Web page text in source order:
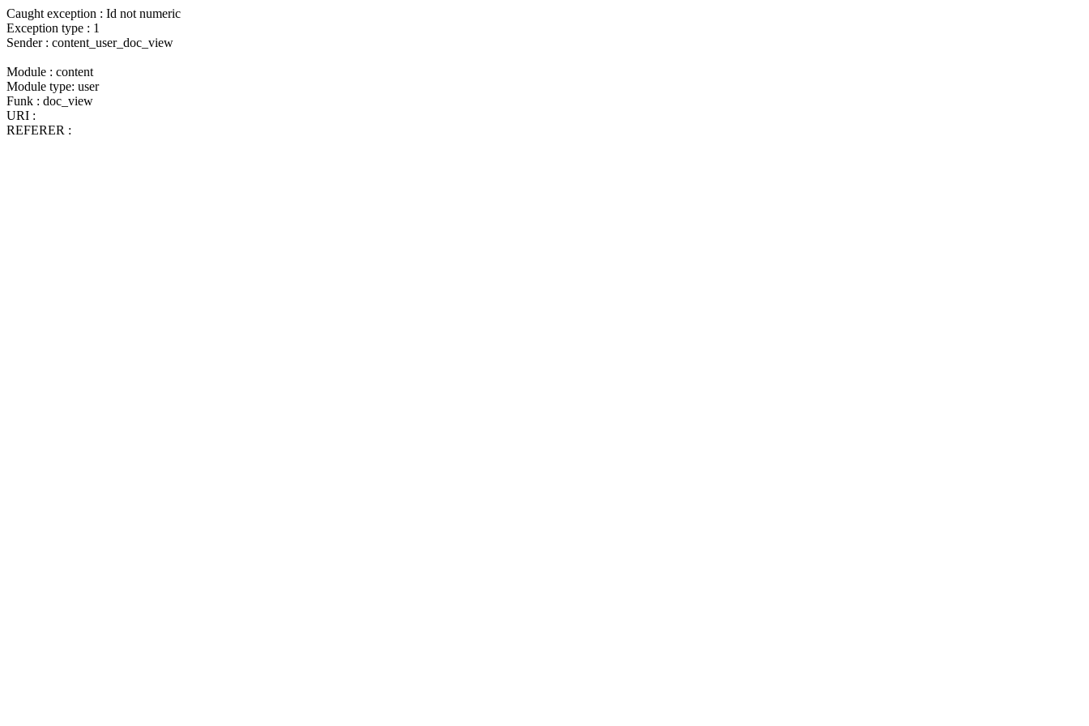
Caught exception : Id not numeric
Exception type : 1
Sender : content_user_doc_view
Module : content
Module type: user
Funk : doc_view
URI :
REFERER :